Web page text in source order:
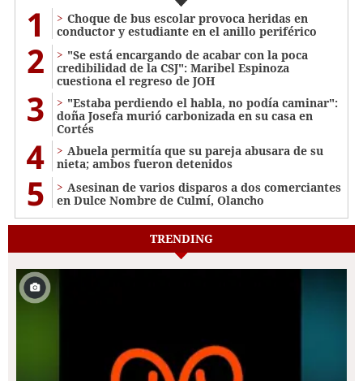
1
Choque de bus escolar provoca heridas en
conductor y estudiante en el anillo periférico
2
"Se está encargando de acabar con la poca
credibilidad de la CSJ": Maribel Espinoza
cuestiona el regreso de JOH
3
"Estaba perdiendo el habla, no podía caminar":
doña Josefa murió carbonizada en su casa en
Cortés
4
Abuela permitía que su pareja abusara de su
nieta; ambos fueron detenidos
5
Asesinan de varios disparos a dos comerciantes
en Dulce Nombre de Culmí, Olancho
TRENDING